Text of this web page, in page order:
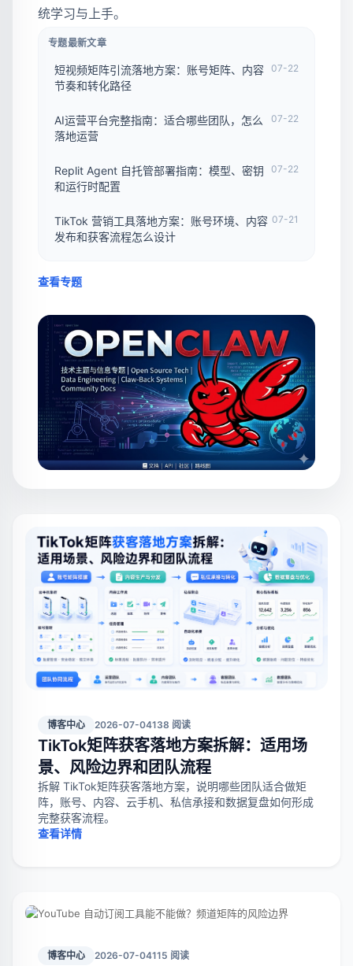
统学习与上手。
专题最新文章
短视频矩阵引流落地方案：账号矩阵、内容
节奏和转化路径
07-22
AI运营平台完整指南：适合哪些团队，怎么
落地运营
07-22
Replit Agent 自托管部署指南：模型、密钥
和运行时配置
07-22
TikTok 营销工具落地方案：账号环境、内容
发布和获客流程怎么设计
07-21
查看专题
博客中心 2026-07-04138 阅读
TikTok矩阵获客落地方案拆解：适用场
景、风险边界和团队流程
拆解 TikTok矩阵获客落地方案，说明哪些团队适合做矩
阵，账号、内容、云手机、私信承接和数据复盘如何形成
完整获客流程。
查看详情
博客中心 2026-07-04115 阅读